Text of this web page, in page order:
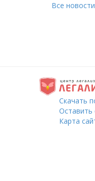
Все новости
Скачать
Оставить
Карта